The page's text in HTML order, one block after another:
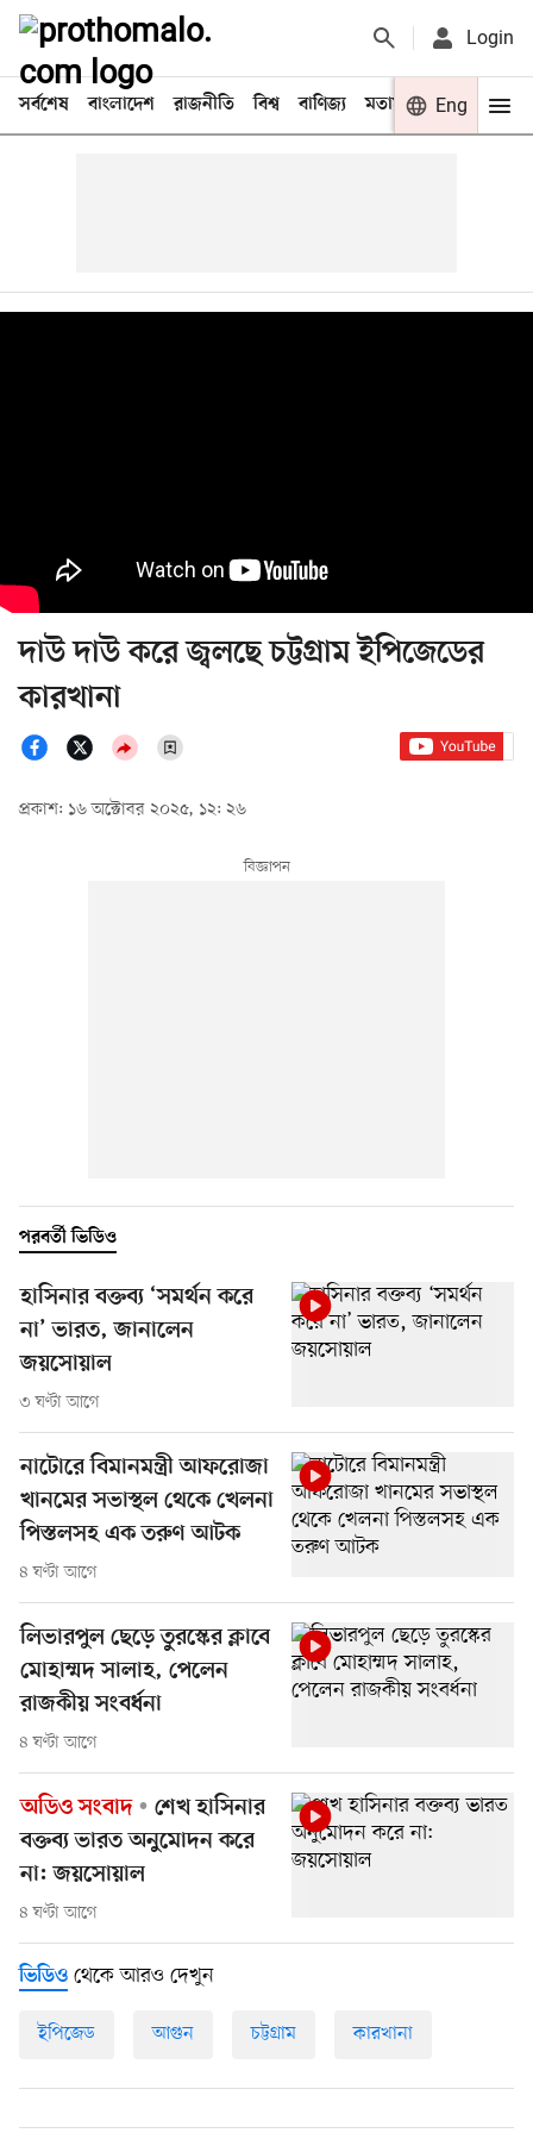
Login
সর্বশেষ বাংলাদেশ রাজনীতি বিশ্ব বাণিজ্য মতামত খেলা
Eng
দাউ দাউ করে জ্বলছে চট্টগ্রাম ইপিজেডের
কারখানা
প্রকাশ: ১৬ অক্টোবর ২০২৫, ১২: ২৬
পরবর্তী ভিডিও
হাসিনার বক্তব্য ‘সমর্থন করে
না’ ভারত, জানালেন
জয়সোয়াল
৩ ঘণ্টা আগে
নাটোরে বিমানমন্ত্রী আফরোজা
খানমের সভাস্থল থেকে খেলনা
পিস্তলসহ এক তরুণ আটক
৪ ঘণ্টা আগে
লিভারপুল ছেড়ে তুরস্কের ক্লাবে
মোহাম্মদ সালাহ, পেলেন
রাজকীয় সংবর্ধনা
৪ ঘণ্টা আগে
অডিও সংবাদ
শেখ হাসিনার
বক্তব্য ভারত অনুমোদন করে
না: জয়সোয়াল
৪ ঘণ্টা আগে
ভিডিও থেকে আরও দেখুন
ইপিজেড আগুন চট্টগ্রাম কারখানা